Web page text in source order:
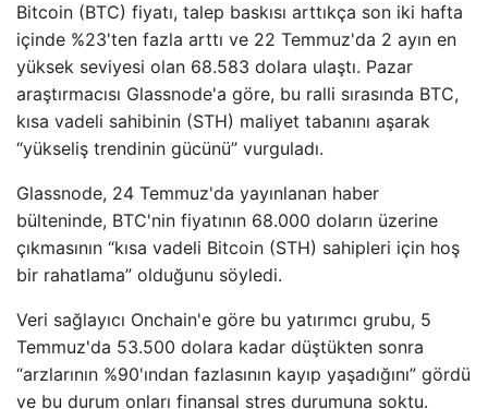
Bitcoin (BTC) fiyatı, talep baskısı arttıkça son iki hafta
içinde %23'ten fazla arttı ve 22 Temmuz'da 2 ayın en
yüksek seviyesi olan 68.583 dolara ulaştı. Pazar
araştırmacısı Glassnode'a göre, bu ralli sırasında BTC,
kısa vadeli sahibinin (STH) maliyet tabanını aşarak
“yükseliş trendinin gücünü” vurguladı.
Glassnode, 24 Temmuz'da yayınlanan haber
bülteninde, BTC'nin fiyatının 68.000 doların üzerine
çıkmasının “kısa vadeli Bitcoin (STH) sahipleri için hoş
bir rahatlama” olduğunu söyledi.
Veri sağlayıcı Onchain'e göre bu yatırımcı grubu, 5
Temmuz'da 53.500 dolara kadar düştükten sonra
“arzlarının %90'ından fazlasının kayıp yaşadığını” gördü
ve bu durum onları finansal stres durumuna soktu.